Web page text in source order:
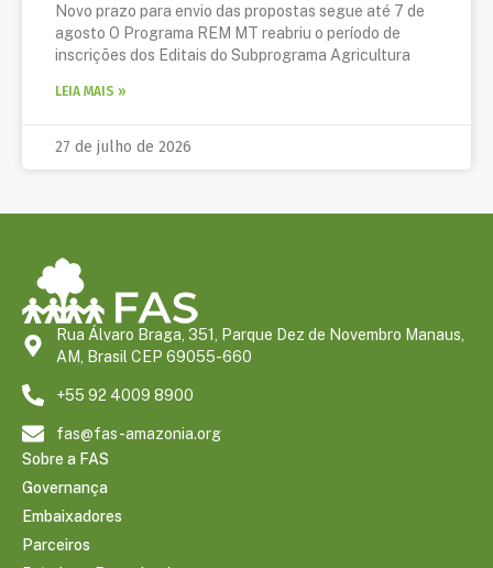
Novo prazo para envio das propostas segue até 7 de
agosto O Programa REM MT reabriu o período de
inscrições dos Editais do Subprograma Agricultura
LEIA MAIS »
27 de julho de 2026
Rua Álvaro Braga, 351, Parque Dez de Novembro Manaus,
AM, Brasil CEP 69055-660
+55 92 4009 8900
fas@fas-amazonia.org
Sobre a FAS
Governança
Embaixadores
Parceiros